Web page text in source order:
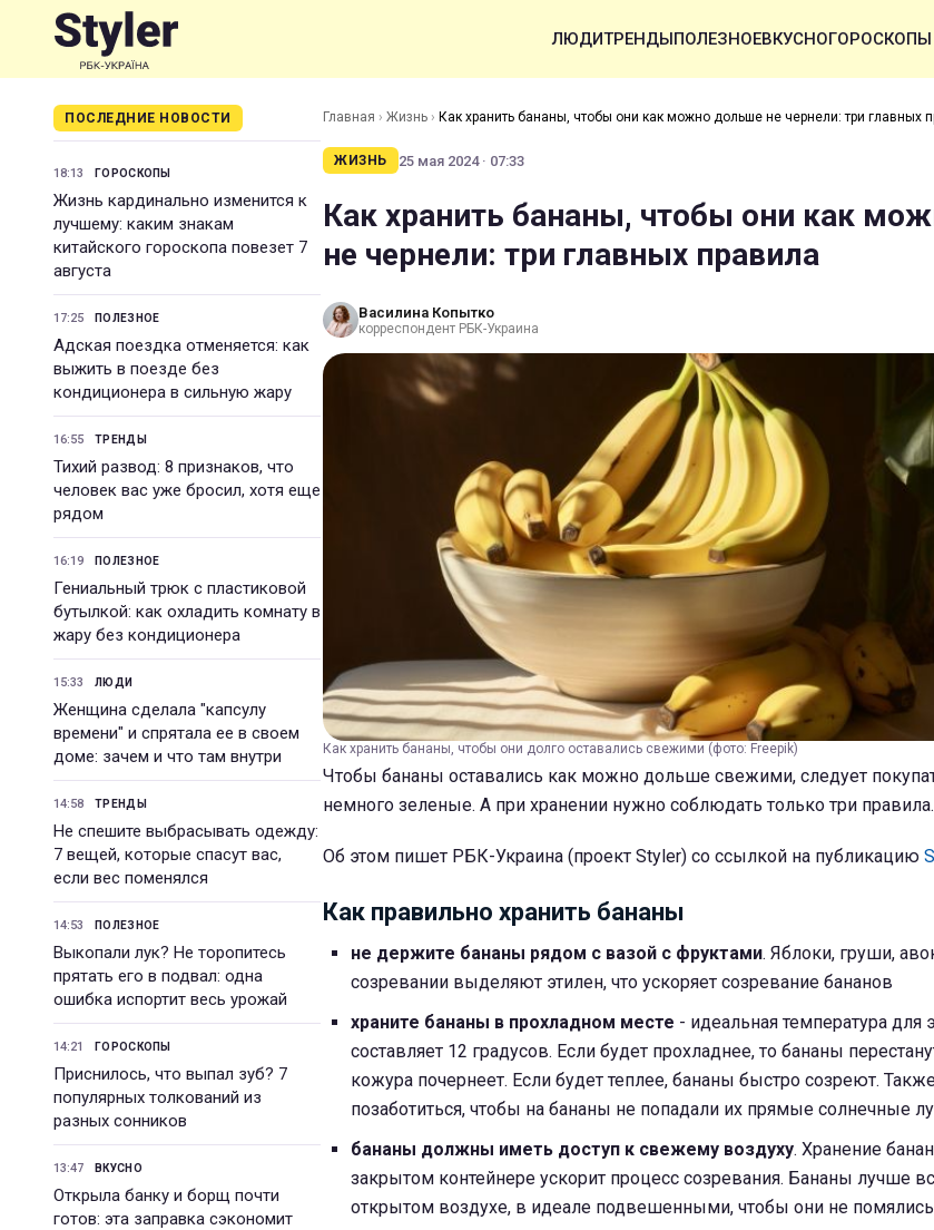
ЛЮДИТРЕНДЫПОЛЕЗНОЕВКУСНОГОРОСКОПЫ
ПОСЛЕДНИЕ НОВОСТИ
18:13 ГОРОСКОПЫ
Жизнь кардинально изменится к
лучшему: каким знакам
китайского гороскопа повезет 7
августа
17:25 ПОЛЕЗНОЕ
Адская поездка отменяется: как
выжить в поезде без
кондиционера в сильную жару
16:55 ТРЕНДЫ
Тихий развод: 8 признаков, что
человек вас уже бросил, хотя еще
рядом
16:19 ПОЛЕЗНОЕ
Гениальный трюк с пластиковой
бутылкой: как охладить комнату в
жару без кондиционера
15:33 ЛЮДИ
Женщина сделала "капсулу
времени" и спрятала ее в своем
доме: зачем и что там внутри
14:58 ТРЕНДЫ
Не спешите выбрасывать одежду:
7 вещей, которые спасут вас,
если вес поменялся
14:53 ПОЛЕЗНОЕ
Выкопали лук? Не торопитесь
прятать его в подвал: одна
ошибка испортит весь урожай
14:21 ГОРОСКОПЫ
Приснилось, что выпал зуб? 7
популярных толкований из
разных сонников
13:47 ВКУСНО
Открыла банку и борщ почти
готов: эта заправка сэкономит
Главная › Жизнь › Как хранить бананы, чтобы они как можно дольше не чернели: три главных
ЖИЗНЬ 25 мая 2024 · 07:33
Как хранить бананы, чтобы они как
не чернели: три главных правила
Василина Копытко
корреспондент РБК-Украина
Как хранить бананы, чтобы они долго оставались свежими (фото: Freepik)
Чтобы бананы оставались как можно дольше свежими, следует
немного зеленые. А при хранении нужно соблюдать только три правила.
Об этом пишет РБК-Украина (проект Styler) со ссылкой на публикацию
Как правильно хранить бананы
не держите бананы рядом с вазой с фруктами. Яблоки, груши,
созревании выделяют этилен, что ускоряет созревание бананов
храните бананы в прохладном месте - идеальная температура для
составляет 12 градусов. Если будет прохладнее, то бананы
кожура почернеет. Если будет теплее, бананы быстро созреют.
позаботиться, чтобы на бананы не попадали их прямые солнечные
бананы должны иметь доступ к свежему воздуху. Хранение
закрытом контейнере ускорит процесс созревания. Бананы лучше
открытом воздухе, в идеале подвешенными, чтобы они не помялись